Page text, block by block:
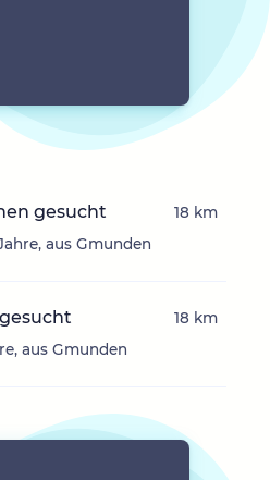
gesucht
aus Gmunden
18 km
aus Gmunden
18 km